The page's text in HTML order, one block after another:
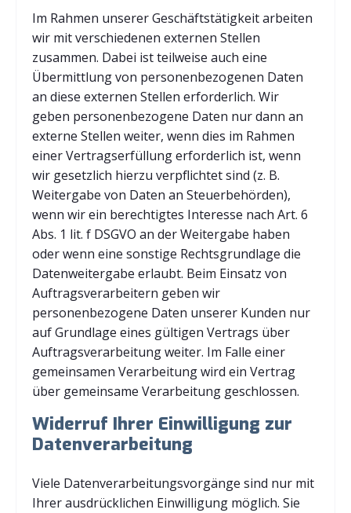
Im Rahmen unserer Geschäftstätigkeit arbeiten
wir mit verschiedenen externen Stellen
zusammen. Dabei ist teilweise auch eine
Übermittlung von personenbezogenen Daten
an diese externen Stellen erforderlich. Wir
geben personenbezogene Daten nur dann an
externe Stellen weiter, wenn dies im Rahmen
einer Vertragserfüllung erforderlich ist, wenn
wir gesetzlich hierzu verpflichtet sind (z. B.
Weitergabe von Daten an Steuerbehörden),
wenn wir ein berechtigtes Interesse nach Art. 6
Abs. 1 lit. f DSGVO an der Weitergabe haben
oder wenn eine sonstige Rechtsgrundlage die
Datenweitergabe erlaubt. Beim Einsatz von
Auftragsverarbeitern geben wir
personenbezogene Daten unserer Kunden nur
auf Grundlage eines gültigen Vertrags über
Auftragsverarbeitung weiter. Im Falle einer
gemeinsamen Verarbeitung wird ein Vertrag
über gemeinsame Verarbeitung geschlossen.
Widerruf Ihrer Einwilligung zur
Datenverarbeitung
Viele Datenverarbeitungsvorgänge sind nur mit
Ihrer ausdrücklichen Einwilligung möglich. Sie